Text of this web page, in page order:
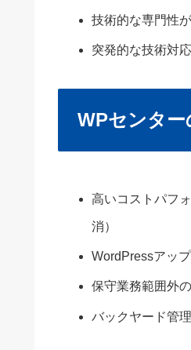
技術的な専門性
突発的な技術対
WPセンター
高いコストパフ
消）
WordPressアッ
保守業務範囲外
バックヤード管